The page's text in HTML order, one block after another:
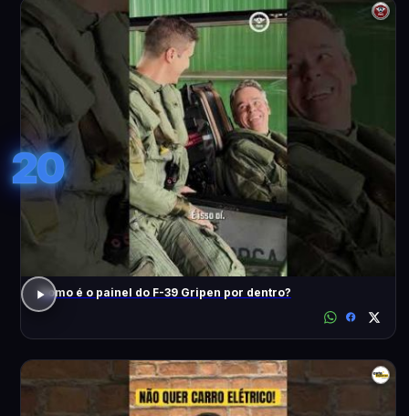
20
Como é o painel do F-39 Gripen por dentro?